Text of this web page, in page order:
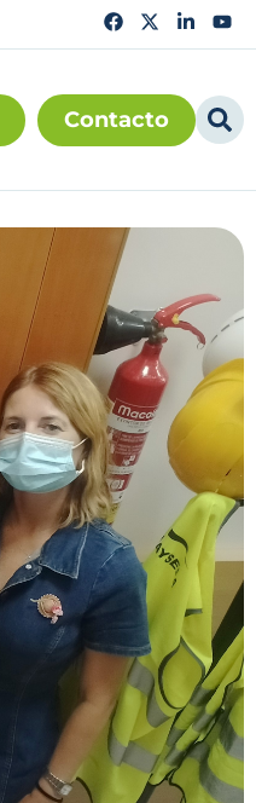
Contacto